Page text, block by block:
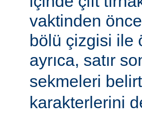
vaktinden
bölü çizgisi ile
ayrıca, satır
sekmeleri
karakterlerini